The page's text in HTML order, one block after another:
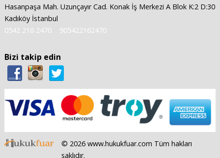
Hasanpaşa Mah. Uzunçayır Cad. Konak İş Merkezi A Blok K:2 D:30
Kadıköy İstanbul
0542 216 2470
905422162470
Bizi takip edin
© 2026 www.hukukfuar.com Tüm hakları
saklıdır.